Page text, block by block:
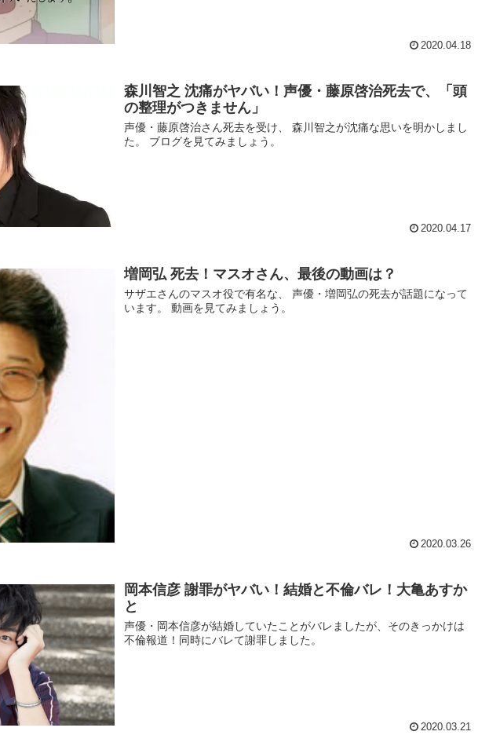
2020.04.18
森川智之 沈痛がヤバい！声優・藤原啓治死去で、「頭
の整理がつきません」
声優・藤原啓治さん死去を受け、 森川智之が沈痛な思いを明かしまし
た。 ブログを見てみましょう。
2020.04.17
増岡弘 死去！マスオさん、最後の動画は？
サザエさんのマスオ役で有名な、 声優・増岡弘の死去が話題になって
います。 動画を見てみましょう。
2020.03.26
岡本信彦 謝罪がヤバい！結婚と不倫バレ！大亀あすか
と
声優・岡本信彦が結婚していたことがバレましたが、そのきっかけは
不倫報道！同時にバレて謝罪しました。
2020.03.21